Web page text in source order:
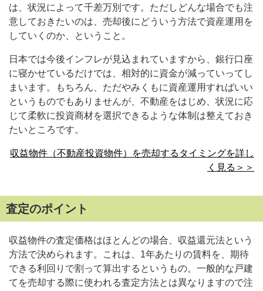
は、状況によって千差万別です。ただしどんな場合でも注
意しておきたいのは、売却後にどういう方法で資産運用を
していくのか、ということ。
日本では今後インフレが見込まれていますから、銀行口座
に寝かせているだけでは、相対的に資金が減っていってし
まいます。もちろん、ただやみくもに資産運用すればいい
というものでもありませんが、不動産をはじめ、状況に応
じて柔軟に投資商材を選択できるような体制は整えておき
たいところです。
収益物件（不動産投資物件）を売却するタイミングを詳し
く見る＞＞
査定のポイント
収益物件の査定価格はほとんどの場合、収益還元法という
方法で決められます。これは、1年あたりの賃料を、期待
できる利回りで割って算出するというもの。一般的な戸建
てを売却する際に使われる査定方法とは異なりますので注